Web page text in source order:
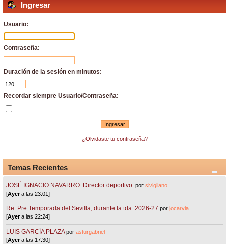
Ingresar
Usuario:
Contraseña:
Duración de la sesión en minutos:
Recordar siempre Usuario/Contraseña:
¿Olvidaste tu contraseña?
Temas Recientes
JOSÉ IGNACIO NAVARRO. Director deportivo. porsivigliano
[Ayera las 23:01]
Re: Pre Temporada del Sevilla, durante la tda. 2026-27 porjocarvia
[Ayera las 22:24]
LUIS GARCÍA PLAZA porasturgabriel
[Ayera las 17:30]